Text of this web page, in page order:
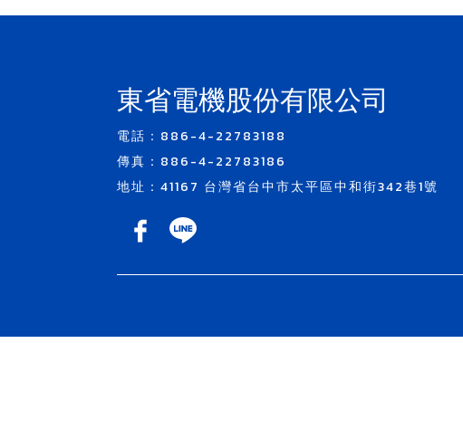
東省電機股份有限公司
電話：886-4-22783188
傳真：886-4-22783186
地址：41167 台灣省台中市太平區中和街342巷1號